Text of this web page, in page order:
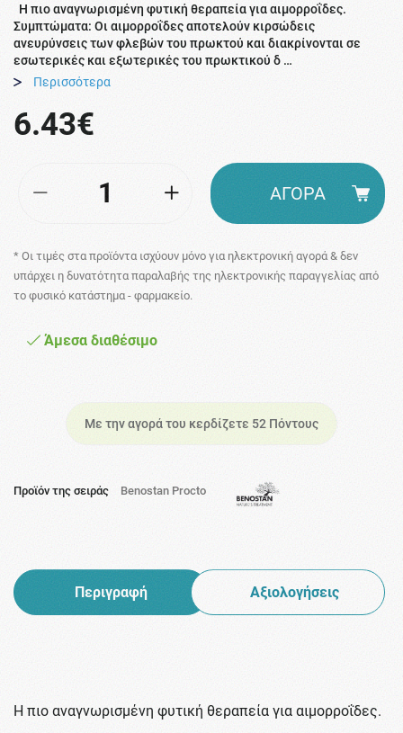
Η πιο αναγνωρισμένη φυτική θεραπεία για αιμορροΐδες.
Συμπτώματα: Οι αιμορροΐδες αποτελούν κιρσώδεις
ανευρύνσεις των φλεβών του πρωκτού και διακρίνονται σε
εσωτερικές και εξωτερικές του πρωκτικού δ …
Περισσότερα
6.43€
* Οι τιμές στα προϊόντα ισχύουν μόνο για ηλεκτρονική αγορά & δεν
υπάρχει η δυνατότητα παραλαβής της ηλεκτρονικής παραγγελίας από
το φυσικό κατάστημα - φαρμακείο.
Άμεσα διαθέσιμο
Με την αγορά του κερδίζετε 52 Πόντους
ΑΓΟΡΑ
Προϊόν της σειράς Benostan Procto
Περιγραφή Αξιολογήσεις
Η πιο αναγνωρισμένη φυτική θεραπεία για αιμορροΐδες.